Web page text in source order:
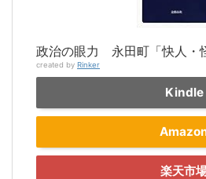
政治の眼力 永田町「快人・
created by Rinker
Kindle
楽天市